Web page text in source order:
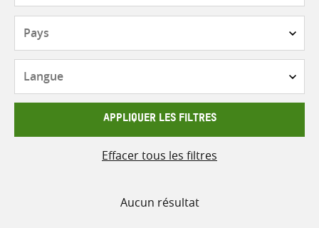
APPLIQUER LES FILTRES
Effacer tous les filtres
Aucun résultat